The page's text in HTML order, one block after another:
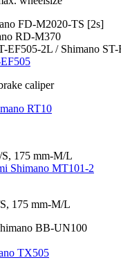
FD-M2020-TS [2s]
RD-M370
EF505-2L / Shimano
caliper
RT10
175 mm-M/L
Shimano MT101-2
175 mm-M/L
BB-UN100
TX505